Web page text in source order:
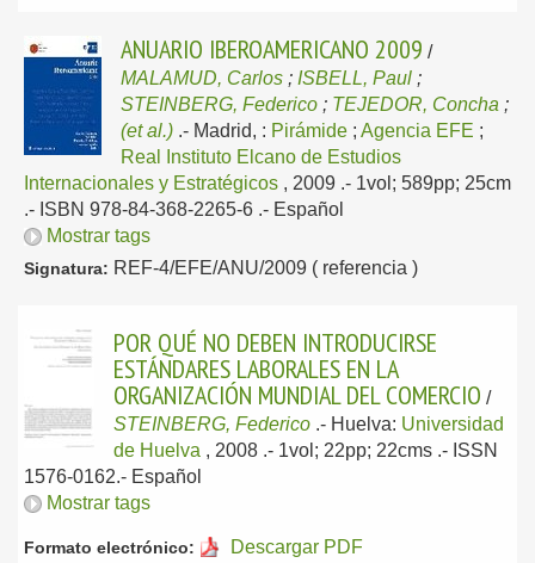
ANUARIO IBEROAMERICANO 2009 /
MALAMUD, Carlos ; ISBELL, Paul ;
STEINBERG, Federico ; TEJEDOR, Concha ;
(et al.) .- Madrid, : Pirámide ; Agencia EFE ;
Real Instituto Elcano de Estudios
Internacionales y Estratégicos , 2009 .- 1vol; 589pp; 25cm
.- ISBN 978-84-368-2265-6 .- Español
Mostrar tags
Signatura: REF-4/EFE/ANU/2009 ( referencia )
POR QUÉ NO DEBEN INTRODUCIRSE
ESTÁNDARES LABORALES EN LA
ORGANIZACIÓN MUNDIAL DEL COMERCIO /
STEINBERG, Federico .- Huelva: Universidad
de Huelva , 2008 .- 1vol; 22pp; 22cms .- ISSN
1576-0162.- Español
Mostrar tags
Formato electrónico: Descargar PDF